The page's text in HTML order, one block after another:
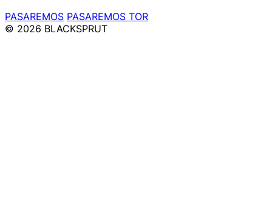
PASAREMOS PASAREMOS TOR
© 2026 BLACKSPRUT